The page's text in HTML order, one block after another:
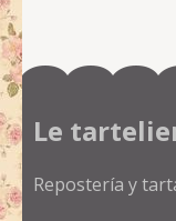
Le
Repostería y